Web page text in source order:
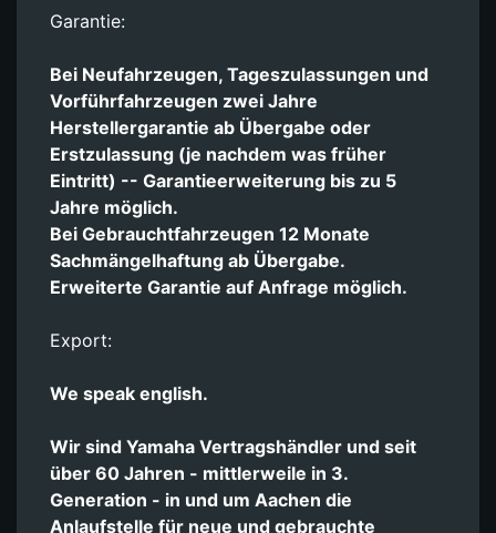
Garantie:
Bei Neufahrzeugen, Tageszulassungen und
Vorführfahrzeugen zwei Jahre
Herstellergarantie ab Übergabe oder
Erstzulassung (je nachdem was früher
Eintritt) -- Garantieerweiterung bis zu 5
Jahre möglich.
Bei Gebrauchtfahrzeugen 12 Monate
Sachmängelhaftung ab Übergabe.
Erweiterte Garantie auf Anfrage möglich.
Export:
We speak english.
Wir sind Yamaha Vertragshändler und seit
über 60 Jahren - mittlerweile in 3.
Generation - in und um Aachen die
Anlaufstelle für neue und gebrauchte